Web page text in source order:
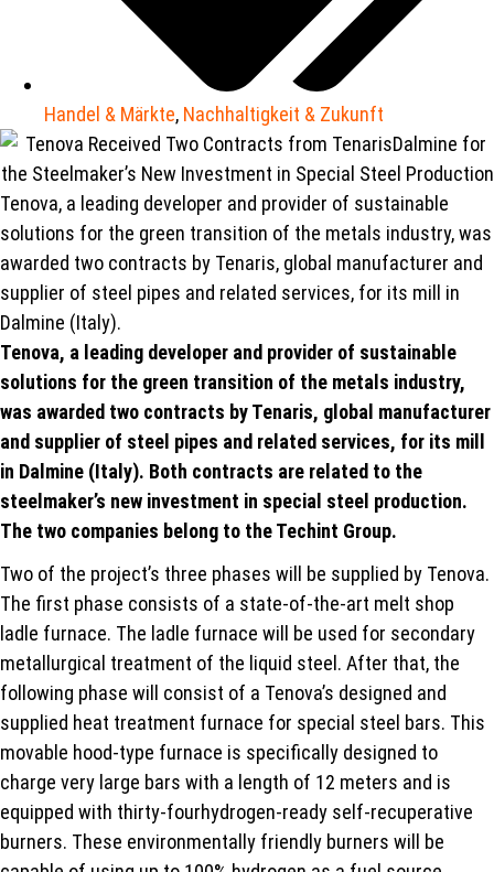
Handel & Märkte, Nachhaltigkeit & Zukunft
Tenova, a leading developer and provider of sustainable
solutions for the green transition of the metals industry, was
awarded two contracts by Tenaris, global manufacturer and
supplier of steel pipes and related services, for its mill in
Dalmine (Italy).
Tenova, a leading developer and provider of sustainable
solutions for the green transition of the metals industry,
was awarded two contracts by Tenaris, global manufacturer
and supplier of steel pipes and related services, for its mill
in Dalmine (Italy). Both contracts are related to the
steelmaker’s new investment in special steel production.
The two companies belong to the Techint Group.
Two of the project’s three phases will be supplied by Tenova.
The first phase consists of a state-of-the-art melt shop
ladle furnace. The ladle furnace will be used for secondary
metallurgical treatment of the liquid steel. After that, the
following phase will consist of a Tenova’s designed and
supplied heat treatment furnace for special steel bars. This
movable hood-type furnace is specifically designed to
charge very large bars with a length of 12 meters and is
equipped with thirty-fourhydrogen-ready self-recuperative
burners. These environmentally friendly burners will be